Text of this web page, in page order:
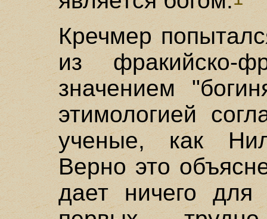
Кречмер
из фракийско-
значением
этимологией
ученые, как
Верно это
дает ничего